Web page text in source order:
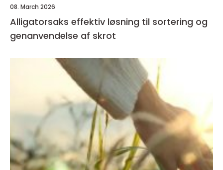
08. March 2026
Alligatorsaks effektiv løsning til sortering og
genanvendelse af skrot